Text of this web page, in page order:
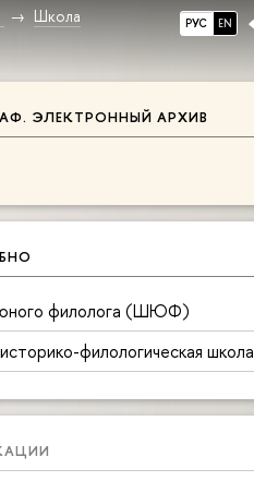
РУС EN
Школа
ЭЛЕКТРОННЫЙ АРХИВ
филолога (ШЮФ)
филологическая школа